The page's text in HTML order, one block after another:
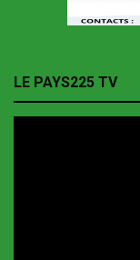
LE PAYS225 TV